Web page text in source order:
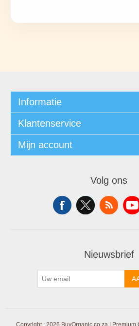
Informatie
Klantenservice
Mijn account
Volg ons
Nieuwsbrief
Copyright ; 2026 BuyOrganic.co.za | Premium